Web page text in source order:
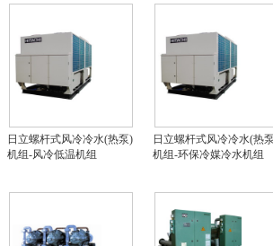
日立螺杆式风冷冷水(热泵)
机组-风冷低温机组
日立螺杆式风冷冷水(热
机组-环保冷媒冷水机组